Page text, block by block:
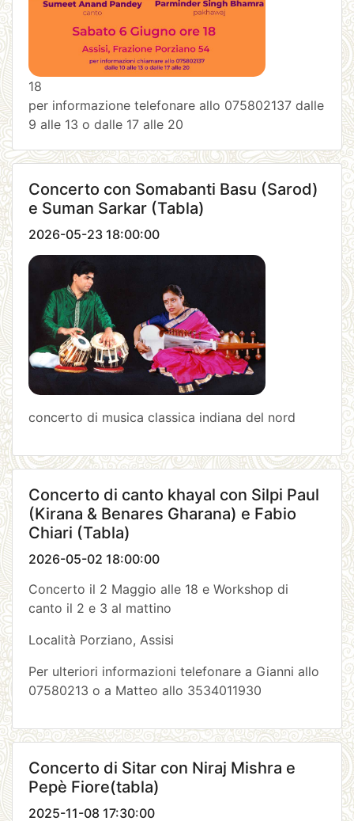
18
per informazione telefonare allo 075802137 dalle
9 alle 13 o dalle 17 alle 20
Concerto con Somabanti Basu (Sarod)
e Suman Sarkar (Tabla)
2026-05-23 18:00:00
concerto di musica classica indiana del nord
Concerto di canto khayal con Silpi Paul
(Kirana & Benares Gharana) e Fabio
Chiari (Tabla)
2026-05-02 18:00:00
Concerto il 2 Maggio alle 18 e Workshop di
canto il 2 e 3 al mattino
Località Porziano, Assisi
Per ulteriori informazioni telefonare a Gianni allo
07580213 o a Matteo allo 3534011930
Concerto di Sitar con Niraj Mishra e
Pepè Fiore(tabla)
2025-11-08 17:30:00